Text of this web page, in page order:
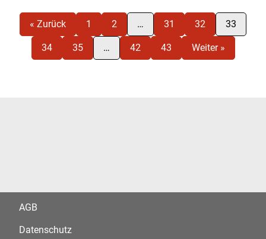
« Zurück 1 2 … 31 32 33
34 35 … 42 43 Weiter »
AGB
Datenschutz